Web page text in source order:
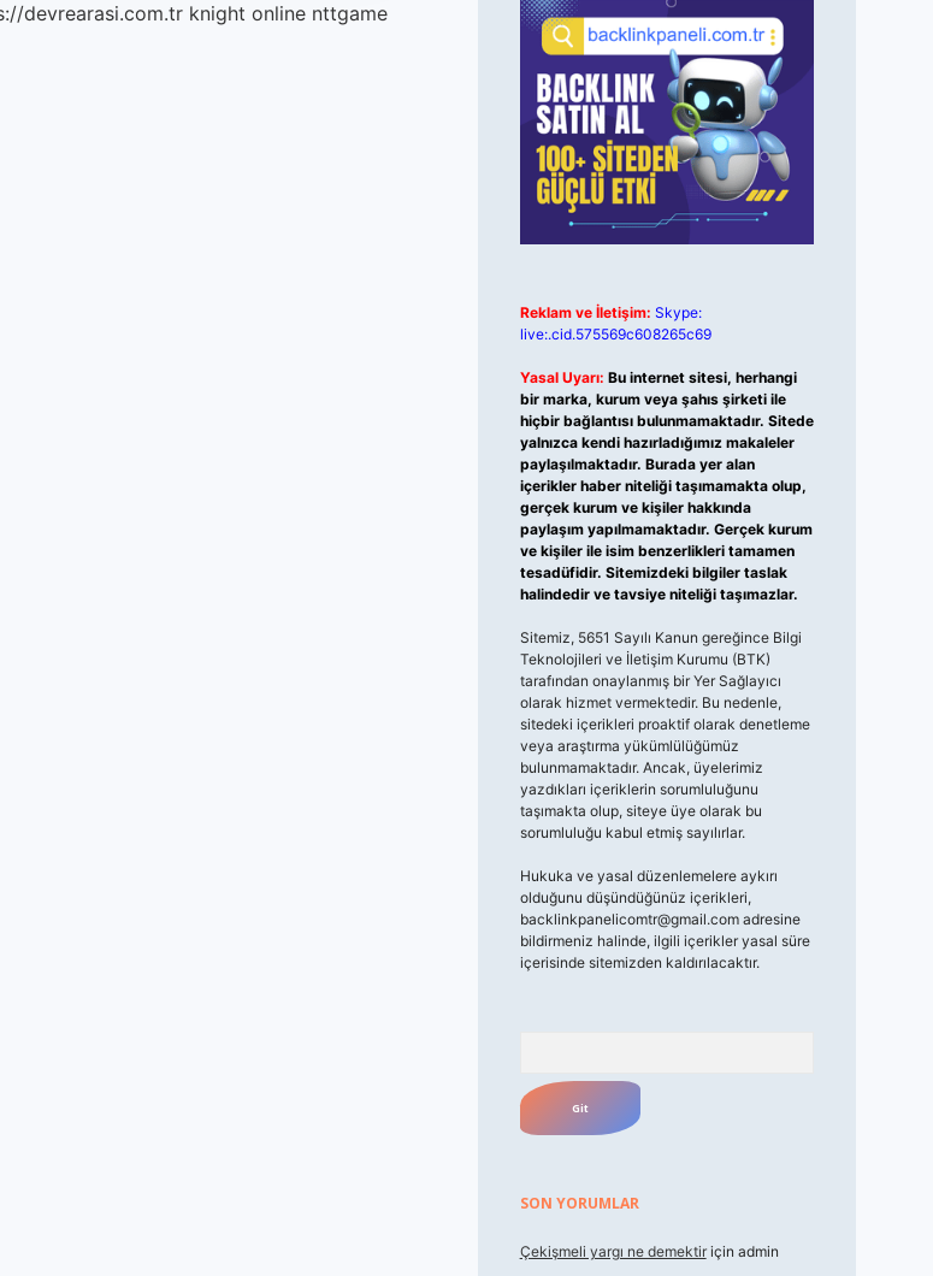
devrearasi.com.tr knight online nttgame
Reklam ve İletişim: Skype:
live:.cid.575569c608265c69
Yasal Uyarı: Bu internet sitesi, herhangi
bir marka, kurum veya şahıs şirketi ile
hiçbir bağlantısı bulunmamaktadır. Sitede
yalnızca kendi hazırladığımız makaleler
paylaşılmaktadır. Burada yer alan
içerikler haber niteliği taşımamakta olup,
gerçek kurum ve kişiler hakkında
paylaşım yapılmamaktadır. Gerçek kurum
ve kişiler ile isim benzerlikleri tamamen
tesadüfidir. Sitemizdeki bilgiler taslak
halindedir ve tavsiye niteliği taşımazlar.
Sitemiz, 5651 Sayılı Kanun gereğince Bilgi
Teknolojileri ve İletişim Kurumu (BTK)
tarafından onaylanmış bir Yer Sağlayıcı
olarak hizmet vermektedir. Bu nedenle,
sitedeki içerikleri proaktif olarak denetleme
veya araştırma yükümlülüğümüz
bulunmamaktadır. Ancak, üyelerimiz
yazdıkları içeriklerin sorumluluğunu
taşımakta olup, siteye üye olarak bu
sorumluluğu kabul etmiş sayılırlar.
Hukuka ve yasal düzenlemelere aykırı
olduğunu düşündüğünüz içerikleri,
backlinkpanelicomtr@gmail.comadresine
bildirmeniz halinde, ilgili içerikler yasal süre
içerisinde sitemizden kaldırılacaktır.
SON YORUMLAR
Çekişmeli yargı ne demektiriçin admin